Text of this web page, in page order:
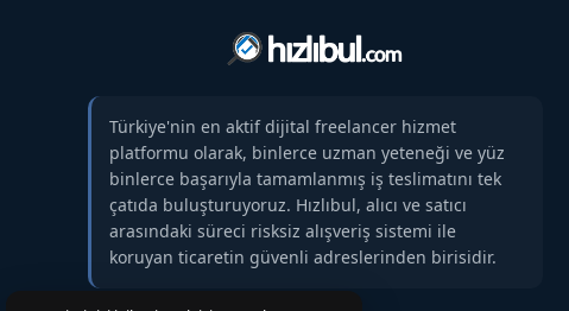
Türkiye'nin en aktif dijital freelancer hizmet
platformu olarak, binlerce uzman yeteneği ve yüz
binlerce başarıyla tamamlanmış iş teslimatını tek
çatıda buluşturuyoruz. Hızlıbul, alıcı ve satıcı
arasındaki süreci risksiz alışveriş sistemi ile
koruyan ticaretin güvenli adreslerinden birisidir.